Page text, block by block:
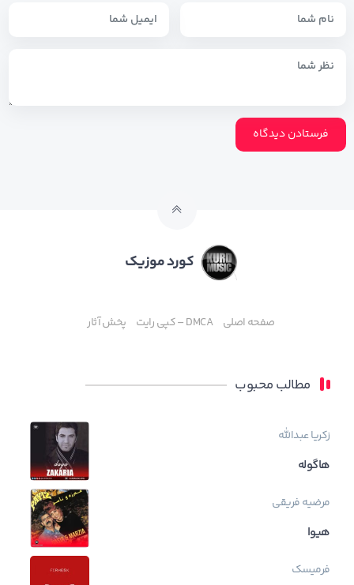
کورد موزیک
صفحه اصلی DMCA – کپی رایت پخش آثار
مطالب محبوب
زکریا عبدالله
هاگوله
مرضیه فریقی
هیوا
فرمیسک